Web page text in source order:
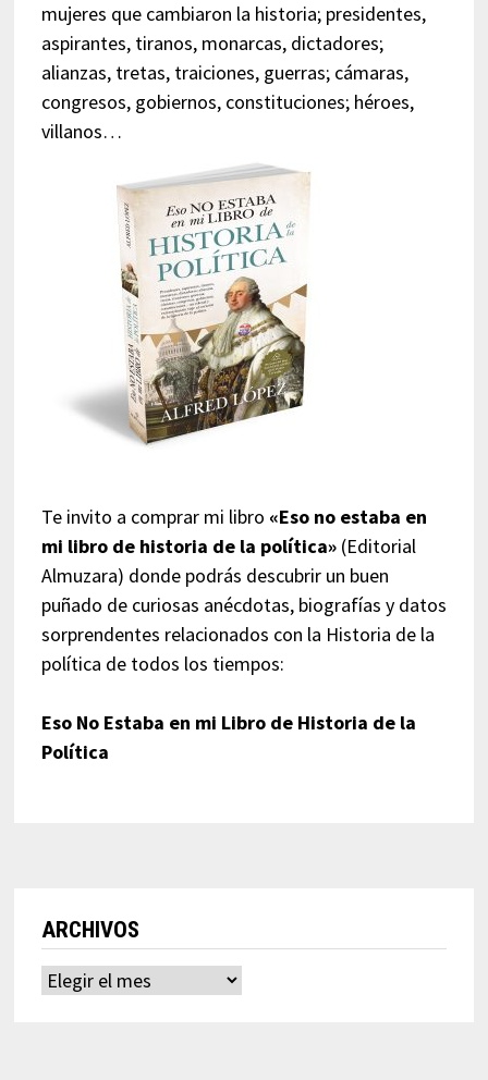
mujeres que cambiaron la historia; presidentes,
aspirantes, tiranos, monarcas, dictadores;
alianzas, tretas, traiciones, guerras; cámaras,
congresos, gobiernos, constituciones; héroes,
villanos…
Te invito a comprar mi libro «Eso no estaba en
mi libro de historia de la política»(Editorial
Almuzara) donde podrás descubrir un buen
puñado de curiosas anécdotas, biografías y datos
sorprendentes relacionados con la Historia de la
política de todos los tiempos:
Eso No Estaba en mi Libro de Historia de la
Política
ARCHIVOS
Archivos